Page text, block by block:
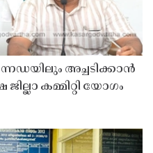
അച്ചടിക്കാൻ
കമ്മിറ്റി യോഗം